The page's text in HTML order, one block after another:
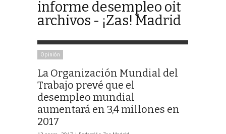
informe desempleo oit
archivos - ¡Zas! Madrid
Opinión
La Organización Mundial del
Trabajo prevé que el
desempleo mundial
aumentará en 3,4 millones en
2017